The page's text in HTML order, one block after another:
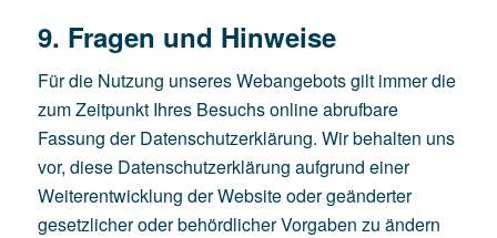
9. Fragen und Hinweise
Für die Nutzung unseres Webangebots gilt immer die
zum Zeitpunkt Ihres Besuchs online abrufbare
Fassung der Datenschutzerklärung. Wir behalten uns
vor, diese Datenschutzerklärung aufgrund einer
Weiterentwicklung der Website oder geänderter
gesetzlicher oder behördlicher Vorgaben zu ändern